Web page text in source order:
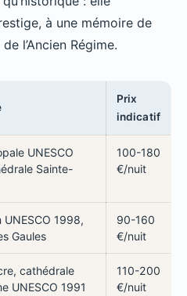
à une mémoire de
l’Ancien Régime.
Prix
indicatif
UNESCO
Sainte-
100-180
€/nuit
UNESCO 1998,
Gaules
90-160
€/nuit
cathédrale
UNESCO 1991
110-200
€/nuit